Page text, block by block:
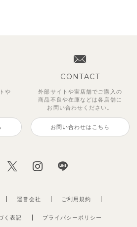
や
CONTACT
外部サイトや実店舗でご購入の
商品不良や在庫などは各店舗に
お問い合わせください。
お問い合わせはこちら
運営会社
く表記 プライバシーポリシー
ご利用規約